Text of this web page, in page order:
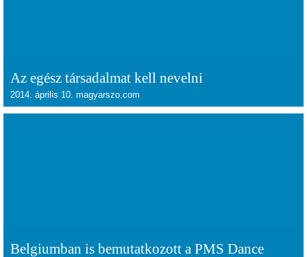
Az egész társadalmat kell nevelni
2014. április 10. magyarszo.com
Belgiumban is bemutatkozott a PMS Dance